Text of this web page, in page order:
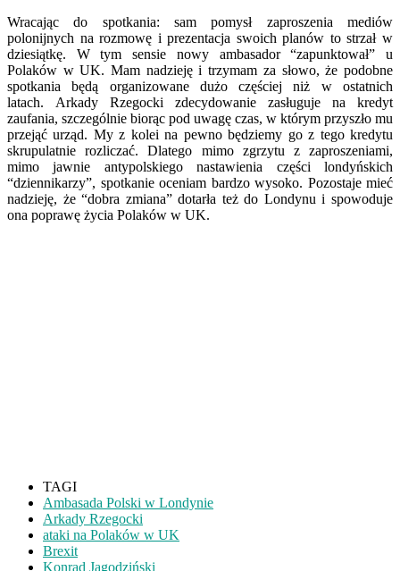
Wracając do spotkania: sam pomysł zaproszenia mediów
polonijnych na rozmowę i prezentacja swoich planów to strzał w
dziesiątkę. W tym sensie nowy ambasador “zapunktował” u
Polaków w UK. Mam nadzieję i trzymam za słowo, że podobne
spotkania będą organizowane dużo częściej niż w ostatnich
latach. Arkady Rzegocki zdecydowanie zasługuje na kredyt
zaufania, szczególnie biorąc pod uwagę czas, w którym przyszło mu
przejąć urząd. My z kolei na pewno będziemy go z tego kredytu
skrupulatnie rozliczać. Dlatego mimo zgrzytu z zaproszeniami,
mimo jawnie antypolskiego nastawienia części londyńskich
“dziennikarzy”, spotkanie oceniam bardzo wysoko. Pozostaje mieć
nadzieję, że “dobra zmiana” dotarła też do Londynu i spowoduje
ona poprawę życia Polaków w UK.
TAGI
Ambasada Polski w Londynie
Arkady Rzegocki
ataki na Polaków w UK
Brexit
Konrad Jagodziński